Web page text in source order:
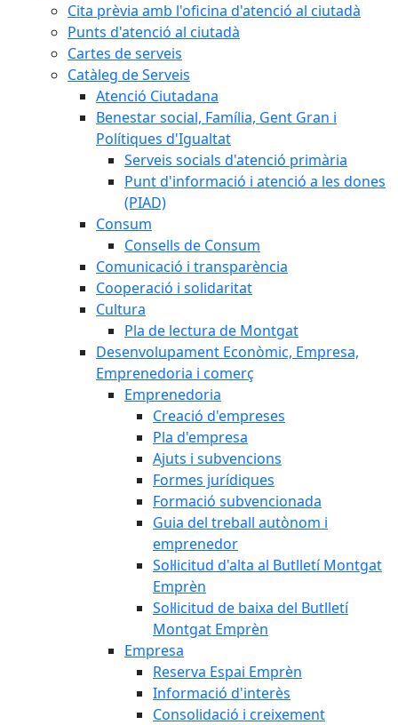
Cita prèvia amb l'oficina d'atenció al ciutadà
Punts d'atenció al ciutadà
Cartes de serveis
Catàleg de Serveis
Atenció Ciutadana
Benestar social, Família, Gent Gran i
Polítiques d'Igualtat
Serveis socials d'atenció primària
Punt d'informació i atenció a les dones
(PIAD)
Consum
Consells de Consum
Comunicació i transparència
Cooperació i solidaritat
Cultura
Pla de lectura de Montgat
Desenvolupament Econòmic, Empresa,
Emprenedoria i comerç
Emprenedoria
Creació d'empreses
Pla d'empresa
Ajuts i subvencions
Formes jurídiques
Formació subvencionada
Guia del treball autònom i
emprenedor
Sol·licitud d'alta al Butlletí Montgat
Emprèn
Sol·licitud de baixa del Butlletí
Montgat Emprèn
Empresa
Reserva Espai Emprèn
Informació d'interès
Consolidació i creixement